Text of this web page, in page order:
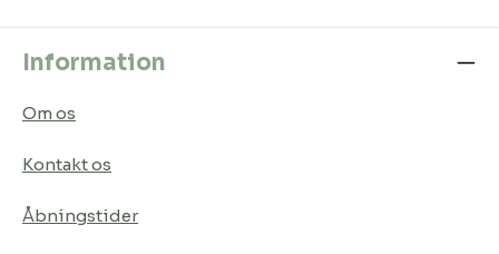
Information
Om os
Kontakt os
Åbningstider